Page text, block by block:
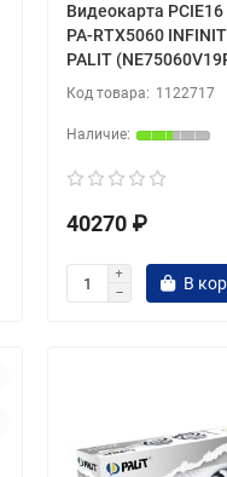
Видеокарта PCIE16
PA-RTX5060
PALIT
1122717
40270 ₽
В